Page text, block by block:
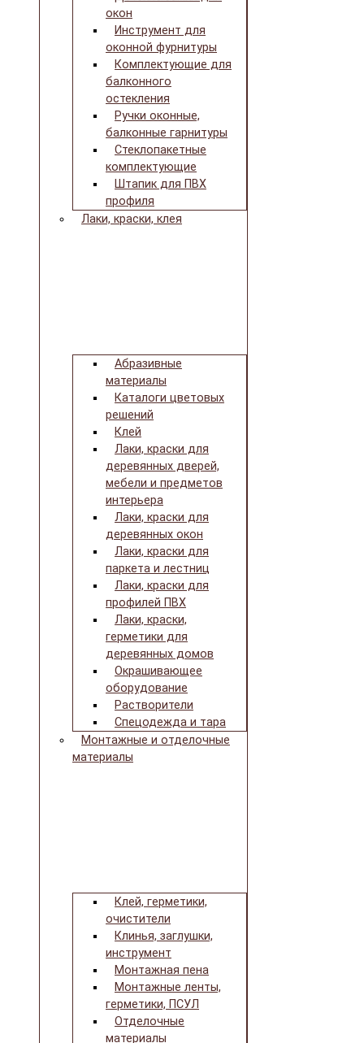
окон
Инструмент для
оконной фурнитуры
Комплектующие для
балконного
остекления
Ручки оконные,
балконные гарнитуры
Стеклопакетные
комплектующие
Штапик для ПВХ
профиля
Лаки, краски, клея
Абразивные
материалы
Каталоги цветовых
решений
Клей
Лаки, краски для
деревянных дверей,
мебели и предметов
интерьера
Лаки, краски для
деревянных окон
Лаки, краски для
паркета и лестниц
Лаки, краски для
профилей ПВХ
Лаки, краски,
герметики для
деревянных домов
Окрашивающее
оборудование
Растворители
Спецодежда и тара
Монтажные и отделочные
материалы
Клей, герметики,
очистители
Клинья, заглушки,
инструмент
Монтажная пена
Монтажные ленты,
герметики, ПСУЛ
Отделочные
материалы